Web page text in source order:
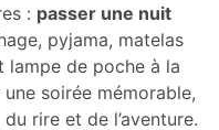
: passer une nuit
pyjama, matelas
de poche à la
soirée mémorable,
rire et de l’aventure.